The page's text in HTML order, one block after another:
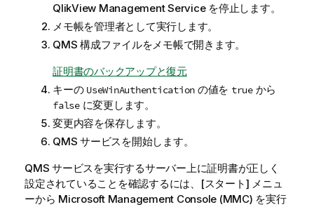
QlikView Management Serviceを停止します。
メモ帳を管理者として実行します。
QMS 構成ファイルをメモ帳で開きます。
証明書のバックアップと復元
キーの UseWinAuthentication の値を trueから
falseに変更します。
変更内容を保存します。
QMS サービスを開始します。
QMS サービスを実行するサーバー上に証明書が正しく
設定されていることを確認するには、[スタート] メニュ
ーから Microsoft Management Console (MMC) を実行